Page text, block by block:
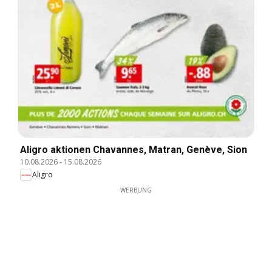
Aligro aktionen Chavannes, Matran, Genève, Sion
10.08.2026- 15.08.2026
Aligro
WERBUNG